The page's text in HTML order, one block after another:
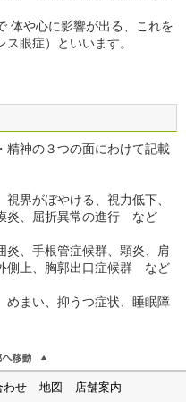
体や心に影響が出る、これを
眼症）といいます。
精神の３つの面にわけて記載
界がぼやける、視力低下、
炎、屈折異常の進行 など
炎、手根管症候群、顆炎、肩
側上、胸郭出口症候群 など
めまい、抑うつ症状、睡眠障
わせ 地図 店舗案内